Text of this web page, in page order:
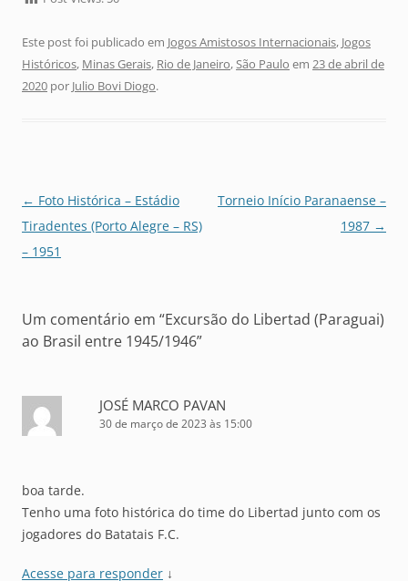
Este post foi publicado em Jogos Amistosos Internacionais, Jogos
Históricos, Minas Gerais, Rio de Janeiro,São Paulo em 23 de abril de
2020 por Julio Bovi Diogo.
Navegação
de
posts
← Foto Histórica – Estádio
Tiradentes (Porto Alegre – RS)
– 1951
Torneio Início Paranaense –
1987 →
Um comentário em “Excursão do Libertad (Paraguai)
ao Brasil entre 1945/1946”
JOSÉ MARCO PAVAN
30 de março de 2023 às 15:00
boa tarde.
Tenho uma foto histórica do time do Libertad junto com os
jogadores do Batatais F.C.
Acesse para responder ↓